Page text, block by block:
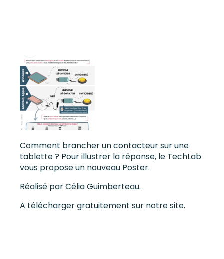
Comment brancher un contacteur sur une
tablette ? Pour illustrer la réponse, le TechLab
vous propose un nouveau Poster.
Réalisé par Célia Guimberteau.
A télécharger gratuitement sur notre site.